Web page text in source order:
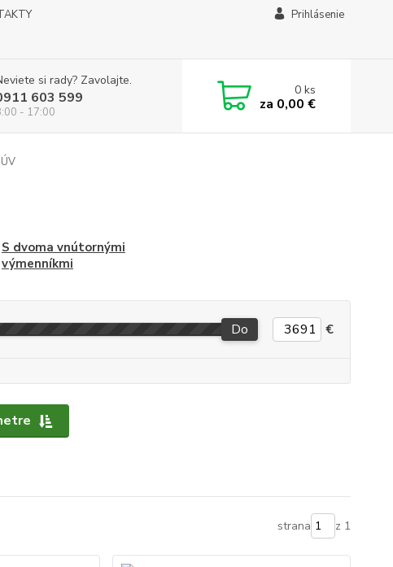
Prihlásenie
si rady? Zavolajte.
603 599
- 17:00
0ks
za 0,00 €
S dvoma vnútornými
výmenníkmi
Do €
strana z 1